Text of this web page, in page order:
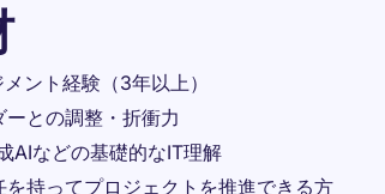
ント経験（3年以上）
との調整・折衝力
AIなどの基礎的なIT理解
を持ってプロジェクトを推進できる方